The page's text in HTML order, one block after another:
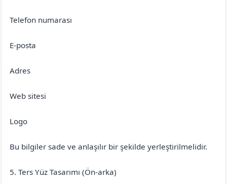
Telefon numarası
E-posta
Adres
Web sitesi
Logo
Bu bilgiler sade ve anlaşılır bir şekilde yerleştirilmelidir.
5. Ters Yüz Tasarımı (Ön-arka)